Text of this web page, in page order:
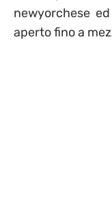
newyorchese
aperto fino a